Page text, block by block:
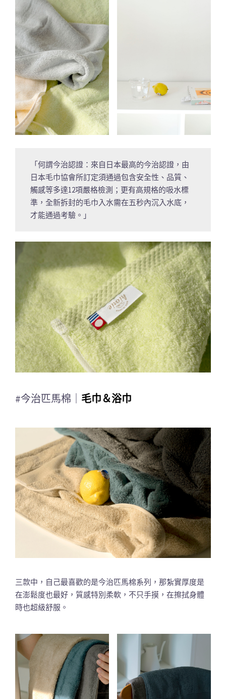
「何謂今治認證：來自日本最高的今治認證，由
日本毛巾協會所訂定須通過包含安全性、品質、
觸感等多達12項嚴格檢測；更有高規格的吸水標
準，全新拆封的毛巾入水需在五秒內沉入水底，
才能通過考驗。」
#今治匹馬棉｜ 毛巾＆浴巾
三款中，自己最喜歡的是今治匹馬棉系列，那紮實厚度是
在澎鬆度也最好，質感特別柔軟，不只手摸，在擦拭身體
時也超級舒服。